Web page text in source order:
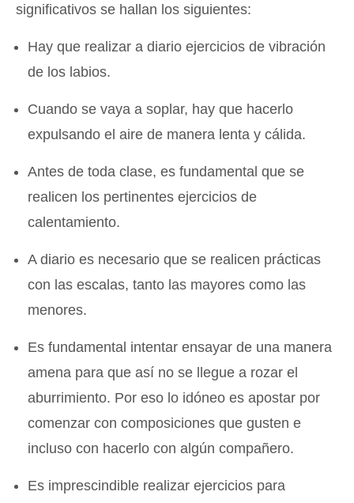
significativos se hallan los siguientes:
Hay que realizar a diario ejercicios de vibración
de los labios.
Cuando se vaya a soplar, hay que hacerlo
expulsando el aire de manera lenta y cálida.
Antes de toda clase, es fundamental que se
realicen los pertinentes ejercicios de
calentamiento.
A diario es necesario que se realicen prácticas
con las escalas, tanto las mayores como las
menores.
Es fundamental intentar ensayar de una manera
amena para que así no se llegue a rozar el
aburrimiento. Por eso lo idóneo es apostar por
comenzar con composiciones que gusten e
incluso con hacerlo con algún compañero.
Es imprescindible realizar ejercicios para